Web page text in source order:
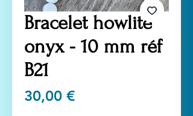
Bracelet howlite
onyx - 10 mm réf
B21
30,00 €